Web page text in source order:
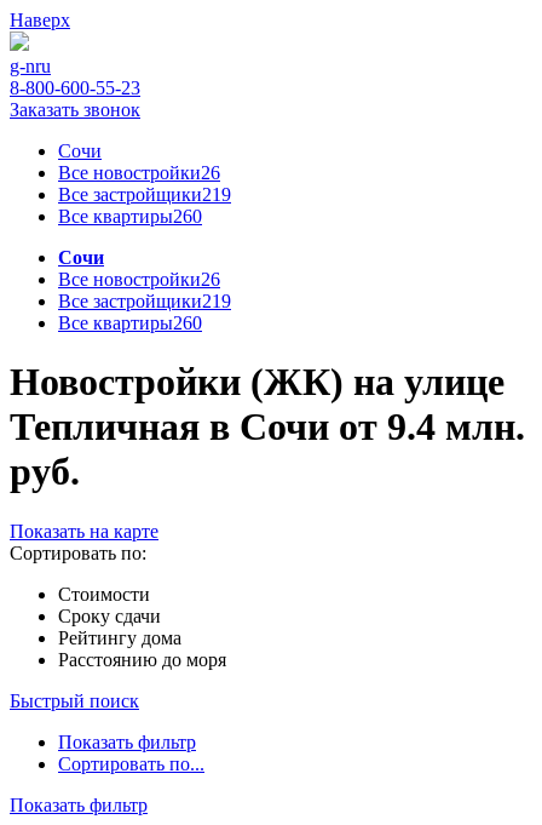
Наверх
g-nru
8-800-600-55-23
Заказать звонок
Сочи
Все новостройки26
Все застройщики219
Все квартиры260
Сочи
Все новостройки26
Все застройщики219
Все квартиры260
Новостройки (ЖК) на улице
Тепличная в Сочи от 9.4 млн.
руб.
Показать на карте
Сортировать по:
Стоимости
Сроку сдачи
Рейтингу дома
Расстоянию до моря
Быстрый поиск
Показать фильтр
Сортировать по...
Показать фильтр